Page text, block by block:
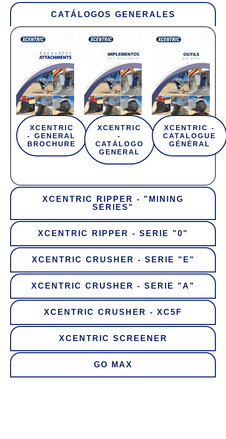
CATÁLOGOS GENERALES
XCENTRIC RIPPER - "MINING
SERIES"
XCENTRIC RIPPER - SERIE "0"
XCENTRIC CRUSHER - SERIE "E"
XCENTRIC CRUSHER - SERIE "A"
XCENTRIC CRUSHER - XC5F
XCENTRIC SCREENER
GO MAX
XCENTRIC
- GENERAL
BROCHURE
XCENTRIC
-
CATÁLOGO
GENERAL
XCENTRIC -
CATALOGUE
GÉNÉRAL